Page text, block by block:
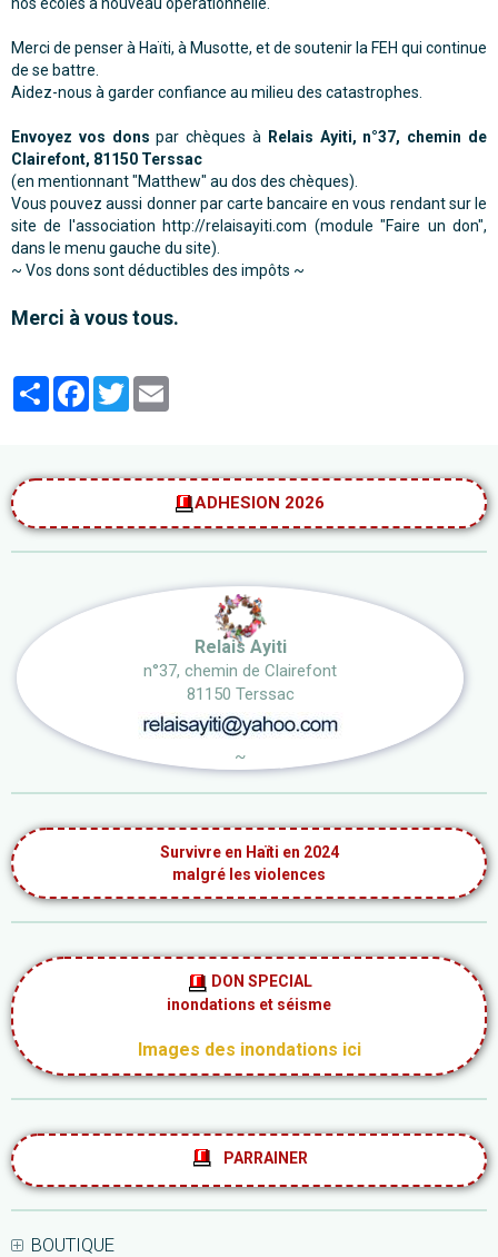
Merci de penser à Haïti, à Musotte, et de soutenir la FEH qui continue
de se battre.
Aidez-nous à garder confiance au milieu des catastrophes.
Envoyez vos dons par chèques à
Relais Ayiti, n°37, chemin de
Clairefont, 81150 Terssac
(en mentionnant "Matthew" au dos des chèques).
Vous pouvez aussi donner par carte bancaire en vous rendant sur le
site de l'association http://relaisayiti.com (module "Faire un don",
dans le menu gauche du site).
~ Vos dons sont déductibles des impôts ~
Merci à vous tous.
PartagerFacebook
Twitter
ADHESION 2026
Relais Ayiti
n°37, chemin de Clairefont
81150 Terssac
~
Survivre en Haïti en 2024
malgré les violences
DON SPECIAL
inondations et séisme
Images des inondations ici
PARRAINER
BOUTIQUE